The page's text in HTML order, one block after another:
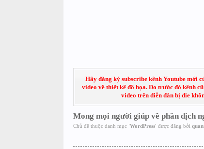
Hãy đăng ký subscribe kênh Youtube mới
video về thiết kế đồ họa. Do trước đó kênh
video trên diễn đàn bị die
Mong mọi người giúp về phần dịch
Chủ đề thuộc danh mục 'WordPress' được đăng bởi